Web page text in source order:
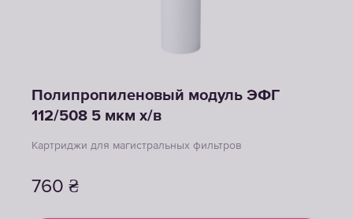
Полипропиленовый модуль ЭФГ
112/508 5 мкм х/в
Картриджи для магистральных фильтров
760 ₴